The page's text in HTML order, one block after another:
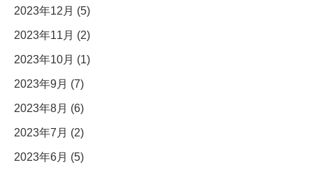
2023年12月 (5)
2023年11月 (2)
2023年10月 (1)
2023年9月 (7)
2023年8月 (6)
2023年7月 (2)
2023年6月 (5)